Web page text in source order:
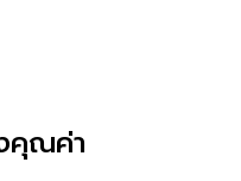
คุณค่า